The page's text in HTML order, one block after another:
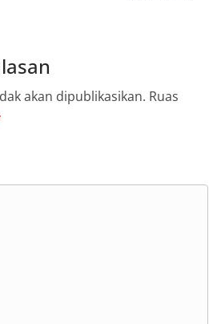
akan dipublikasikan. Ruas